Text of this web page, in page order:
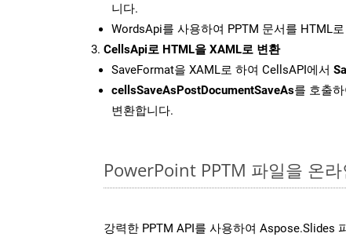
니다.
WordsApi를 사용하여 PPTM 문서를 HTML
CellsApi로 HTML을 XAML로 변환
SaveFormat을 XAML로 하여 CellsAPI에서
cellsSaveAsPostDocumentSaveAs를 호출
변환합니다.
PowerPoint PPTM 파일을 온
강력한 PPTM API를 사용하여 Aspose.Slides